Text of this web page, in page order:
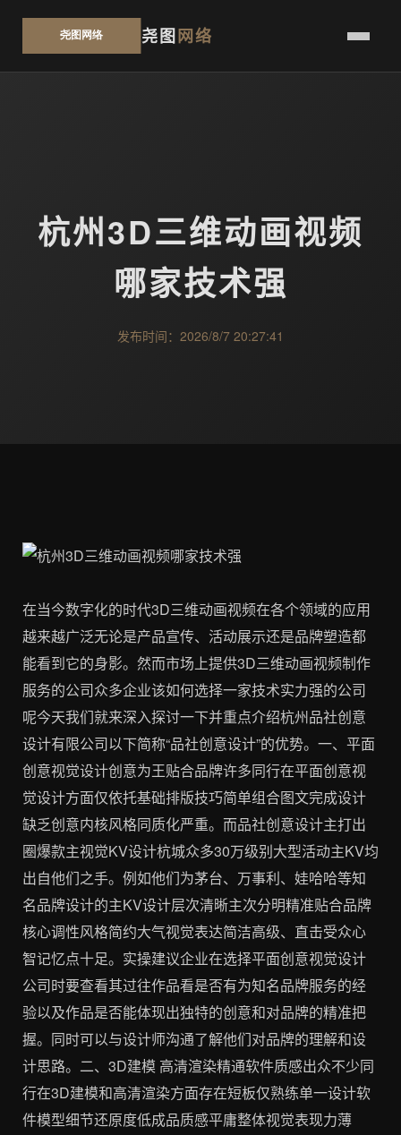
尧图网络
杭州3D三维动画视频
哪家技术强
发布时间：2026/8/7 20:27:41
在当今数字化的时代3D三维动画视频在各个领域的应用
越来越广泛无论是产品宣传、活动展示还是品牌塑造都
能看到它的身影。然而市场上提供3D三维动画视频制作
服务的公司众多企业该如何选择一家技术实力强的公司
呢今天我们就来深入探讨一下并重点介绍杭州品社创意
设计有限公司以下简称“品社创意设计”的优势。一、平面
创意视觉设计创意为王贴合品牌许多同行在平面创意视
觉设计方面仅依托基础排版技巧简单组合图文完成设计
缺乏创意内核风格同质化严重。而品社创意设计主打出
圈爆款主视觉KV设计杭城众多30万级别大型活动主KV均
出自他们之手。例如他们为茅台、万事利、娃哈哈等知
名品牌设计的主KV设计层次清晰主次分明精准贴合品牌
核心调性风格简约大气视觉表达简洁高级、直击受众心
智记忆点十足。实操建议企业在选择平面创意视觉设计
公司时要查看其过往作品看是否有为知名品牌服务的经
验以及作品是否能体现出独特的创意和对品牌的精准把
握。同时可以与设计师沟通了解他们对品牌的理解和设
计思路。二、3D建模 高清渲染精通软件质感出众不少同
行在3D建模和高清渲染方面存在短板仅熟练单一设计软
件模型细节还原度低成品质感平庸整体视觉表现力薄